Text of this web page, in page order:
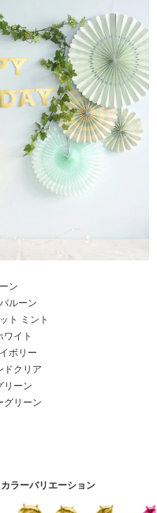
ン
ルーン
ト ミント
イト
ボリー
ドクリア
リーン
グリーン
カラーバリエーション